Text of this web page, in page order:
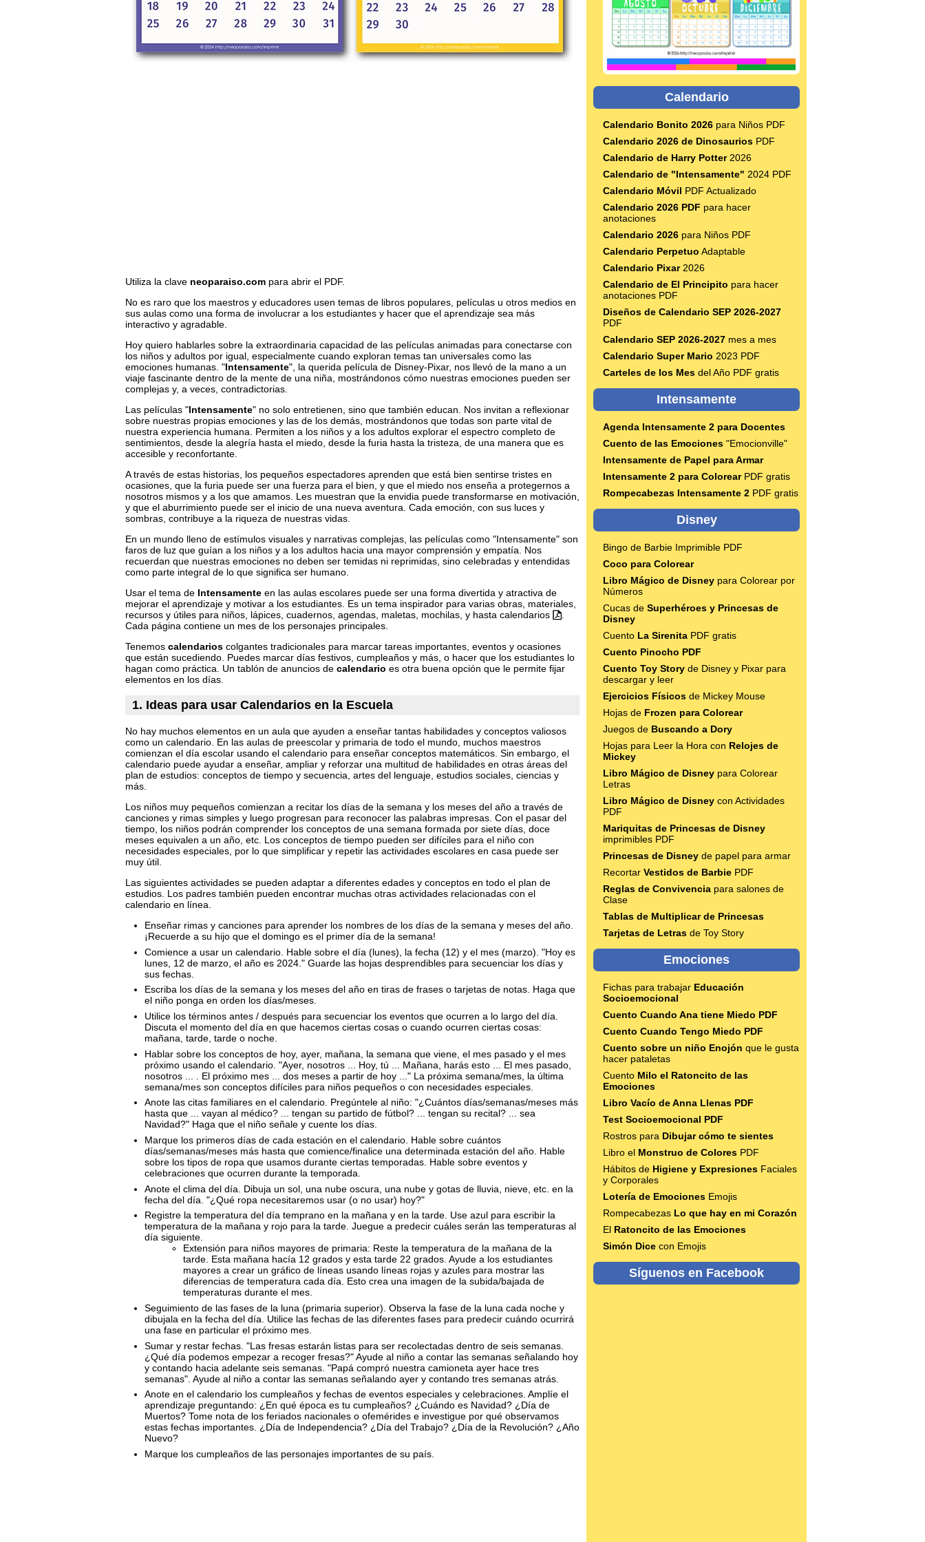
Utiliza la clave neoparaiso.com para abrir el PDF.
No es raro que los maestros y educadores usen temas de libros populares, películas u otros medios en
sus aulas como una forma de involucrar a los estudiantes y hacer que el aprendizaje sea más
interactivo y agradable.
Hoy quiero hablarles sobre la extraordinaria capacidad de las películas animadas para conectarse con
los niños y adultos por igual, especialmente cuando exploran temas tan universales como las
emociones humanas. "Intensamente", la querida película de Disney-Pixar, nos llevó de la mano a un
viaje fascinante dentro de la mente de una niña, mostrándonos cómo nuestras emociones pueden ser
complejas y, a veces, contradictorias.
Las películas "Intensamente" no solo entretienen, sino que también educan. Nos invitan a reflexionar
sobre nuestras propias emociones y las de los demás, mostrándonos que todas son parte vital de
nuestra experiencia humana. Permiten a los niños y a los adultos explorar el espectro completo de
sentimientos, desde la alegría hasta el miedo, desde la furia hasta la tristeza, de una manera que es
accesible y reconfortante.
A través de estas historias, los pequeños espectadores aprenden que está bien sentirse tristes en
ocasiones, que la furia puede ser una fuerza para el bien, y que el miedo nos enseña a protegernos a
nosotros mismos y a los que amamos. Les muestran que la envidia puede transformarse en motivación,
y que el aburrimiento puede ser el inicio de una nueva aventura. Cada emoción, con sus luces y
sombras, contribuye a la riqueza de nuestras vidas.
En un mundo lleno de estímulos visuales y narrativas complejas, las películas como "Intensamente" son
faros de luz que guían a los niños y a los adultos hacia una mayor comprensión y empatía. Nos
recuerdan que nuestras emociones no deben ser temidas ni reprimidas, sino celebradas y entendidas
como parte integral de lo que significa ser humano.
Usar el tema de Intensamente en las aulas escolares puede ser una forma divertida y atractiva de
mejorar el aprendizaje y motivar a los estudiantes. Es un tema inspirador para varias obras, materiales,
recursos y útiles para niños, lápices, cuadernos, agendas, maletas, mochilas, y hasta calendarios
.
Cada página contiene un mes de los personajes principales.
Tenemos calendarios colgantes tradicionales para marcar tareas importantes, eventos y ocasiones
que están sucediendo. Puedes marcar días festivos, cumpleaños y más, o hacer que los estudiantes lo
hagan como práctica. Un tablón de anuncios de calendario es otra buena opción que le permite fijar
elementos en los días.
1. Ideas para usar Calendarios en la Escuela
No hay muchos elementos en un aula que ayuden a enseñar tantas habilidades y conceptos valiosos
como un calendario. En las aulas de preescolar y primaria de todo el mundo, muchos maestros
comienzan el día escolar usando el calendario para enseñar conceptos matemáticos. Sin embargo, el
calendario puede ayudar a enseñar, ampliar y reforzar una multitud de habilidades en otras áreas del
plan de estudios: conceptos de tiempo y secuencia, artes del lenguaje, estudios sociales, ciencias y
más.
Los niños muy pequeños comienzan a recitar los días de la semana y los meses del año a través de
canciones y rimas simples y luego progresan para reconocer las palabras impresas. Con el pasar del
tiempo, los niños podrán comprender los conceptos de una semana formada por siete días, doce
meses equivalen a un año, etc. Los conceptos de tiempo pueden ser difíciles para el niño con
necesidades especiales, por lo que simplificar y repetir las actividades escolares en casa puede ser
muy útil.
Las siguientes actividades se pueden adaptar a diferentes edades y conceptos en todo el plan de
estudios. Los padres también pueden encontrar muchas otras actividades relacionadas con el
calendario en línea.
Enseñar rimas y canciones para aprender los nombres de los días de la semana y meses del año.
¡Recuerde a su hijo que el domingo es el primer día de la semana!
Comience a usar un calendario. Hable sobre el día (lunes), la fecha (12) y el mes (marzo). "Hoy es
lunes, 12 de marzo, el año es 2024." Guarde las hojas desprendibles para secuenciar los días y
sus fechas.
Escriba los días de la semana y los meses del año en tiras de frases o tarjetas de notas. Haga que
el niño ponga en orden los días/meses.
Utilice los términos antes / después para secuenciar los eventos que ocurren a lo largo del día.
Discuta el momento del día en que hacemos ciertas cosas o cuando ocurren ciertas cosas:
mañana, tarde, tarde o noche.
Hablar sobre los conceptos de hoy, ayer, mañana, la semana que viene, el mes pasado y el mes
próximo usando el calendario. "Ayer, nosotros ... Hoy, tú ... Mañana, harás esto ... El mes pasado,
nosotros ... . El próximo mes ... dos meses a partir de hoy ..." La próxima semana/mes, la última
semana/mes son conceptos difíciles para niños pequeños o con necesidades especiales.
Anote las citas familiares en el calendario. Pregúntele al niño: "¿Cuántos días/semanas/meses más
hasta que ... vayan al médico? ... tengan su partido de fútbol? ... tengan su recital? ... sea
Navidad?" Haga que el niño señale y cuente los días.
Marque los primeros días de cada estación en el calendario. Hable sobre cuántos
días/semanas/meses más hasta que comience/finalice una determinada estación del año. Hable
sobre los tipos de ropa que usamos durante ciertas temporadas. Hable sobre eventos y
celebraciones que ocurren durante la temporada.
Anote el clima del día. Dibuja un sol, una nube oscura, una nube y gotas de lluvia, nieve, etc. en la
fecha del día. "¿Qué ropa necesitaremos usar (o no usar) hoy?"
Registre la temperatura del día temprano en la mañana y en la tarde. Use azul para escribir la
temperatura de la mañana y rojo para la tarde. Juegue a predecir cuáles serán las temperaturas al
día siguiente.
Extensión para niños mayores de primaria: Reste la temperatura de la mañana de la
tarde. Esta mañana hacía 12 grados y esta tarde 22 grados. Ayude a los estudiantes
mayores a crear un gráfico de líneas usando líneas rojas y azules para mostrar las
diferencias de temperatura cada día. Esto crea una imagen de la subida/bajada de
temperaturas durante el mes.
Seguimiento de las fases de la luna (primaria superior). Observa la fase de la luna cada noche y
dibujala en la fecha del día. Utilice las fechas de las diferentes fases para predecir cuándo ocurrirá
una fase en particular el próximo mes.
Sumar y restar fechas. "Las fresas estarán listas para ser recolectadas dentro de seis semanas.
¿Qué día podemos empezar a recoger fresas?" Ayude al niño a contar las semanas señalando hoy
y contando hacia adelante seis semanas. "Papá compró nuestra camioneta ayer hace tres
semanas". Ayude al niño a contar las semanas señalando ayer y contando tres semanas atrás.
Anote en el calendario los cumpleaños y fechas de eventos especiales y celebraciones. Amplíe el
aprendizaje preguntando: ¿En qué época es tu cumpleaños? ¿Cuándo es Navidad? ¿Día de
Muertos? Tome nota de los feriados nacionales o ofemérides e investigue por qué observamos
estas fechas importantes. ¿Día de Independencia? ¿Día del Trabajo? ¿Día de la Revolución? ¿Año
Nuevo?
Marque los cumpleaños de las personajes importantes de su país.
Calendario
Calendario Bonito 2026 para Niños PDF
Calendario 2026 de Dinosaurios PDF
Calendario de Harry Potter2026
Calendario de "Intensamente" 2024 PDF
Calendario Móvil PDF Actualizado
Calendario 2026 PDF para hacer
anotaciones
Calendario 2026 para Niños PDF
Calendario Perpetuo Adaptable
Calendario Pixar2026
Calendario de El Principito para hacer
anotaciones PDF
Diseños de Calendario SEP 2026-2027
PDF
Calendario SEP 2026-2027 mes a mes
Calendario Super Mario 2023 PDF
Carteles de los Mes del Año PDF gratis
Intensamente
Agenda Intensamente 2 para Docentes
Cuento de las Emociones "Emocionville"
Intensamente de Papel para Armar
Intensamente 2 para ColorearPDF gratis
Rompecabezas Intensamente 2 PDF gratis
Disney
Bingo de Barbie Imprimible PDF
Coco para Colorear
Libro Mágico de Disney para Colorear por
Números
Cucas de Superhéroes y Princesas de
Disney
Cuento La Sirenita PDF gratis
Cuento Pinocho PDF
Cuento Toy Story de Disney y Pixar para
descargar y leer
Ejercicios Físicos de Mickey Mouse
Hojas de Frozen para Colorear
Juegos de Buscando a Dory
Hojas para Leer la Hora con Relojes de
Mickey
Libro Mágico de Disney para Colorear
Letras
Libro Mágico de Disney con Actividades
PDF
Mariquitas de Princesas de Disney
imprimibles PDF
Princesas de Disney de papel para armar
Recortar Vestidos de Barbie PDF
Reglas de Convivencia para salones de
Clase
Tablas de Multiplicar de Princesas
Tarjetas de Letras de Toy Story
Emociones
Fichas para trabajar Educación
Socioemocional
Cuento Cuando Ana tiene Miedo PDF
Cuento Cuando Tengo Miedo PDF
Cuento sobre un niño Enojón que le gusta
hacer pataletas
Cuento Milo el Ratoncito de las
Emociones
Libro Vacío de Anna Llenas PDF
Test Socioemocional PDF
Rostros para Dibujar cómo te sientes
Libro el Monstruo de Colores PDF
Hábitos de Higiene y Expresiones Faciales
y Corporales
Lotería de Emociones Emojis
Rompecabezas Lo que hay en mi Corazón
El Ratoncito de las Emociones
Simón Dice con Emojis
Síguenos en Facebook